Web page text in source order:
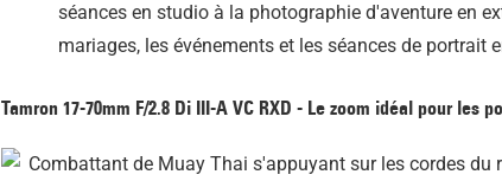
séances en studio à la photographie d'aventure en
mariages, les événements et les séances de portrait
Tamron 17-70mm F/2.8 Di III-A VC RXD - Le zoom idéal pour les